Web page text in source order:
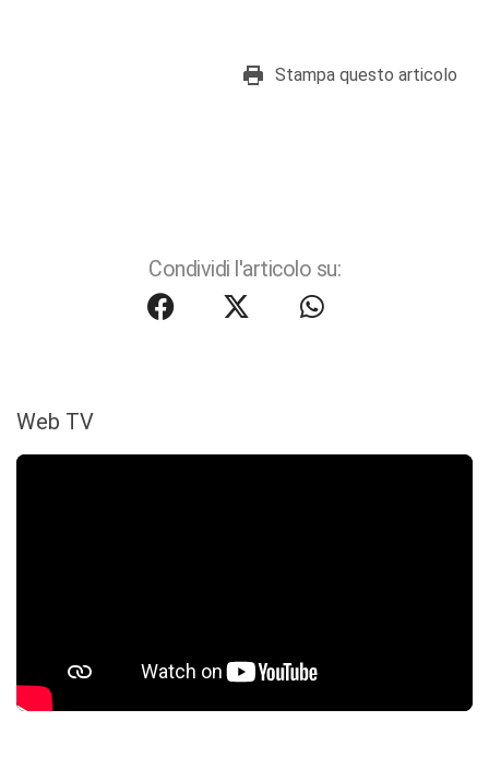
Stampa questo articolo
Condividi l'articolo su:
Web TV